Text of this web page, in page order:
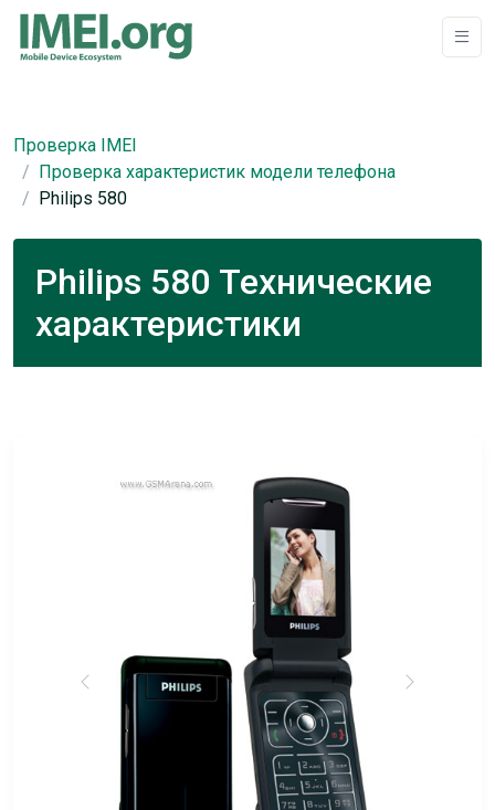
Проверка IMEI
Проверка характеристик модели телефона
Philips 580
Philips 580 Технические
характеристики